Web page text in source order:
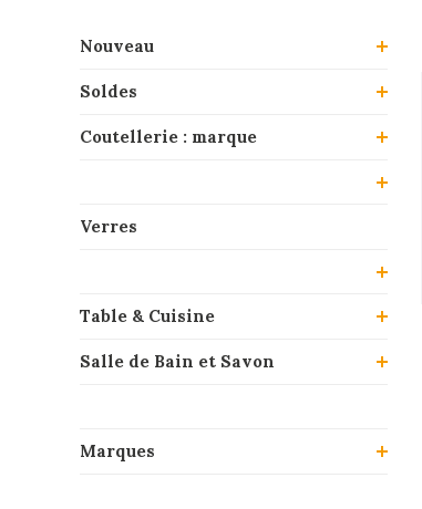
Nouveau
Soldes
Coutellerie : marque
Verres
Table & Cuisine
Salle de Bain et Savon
Marques